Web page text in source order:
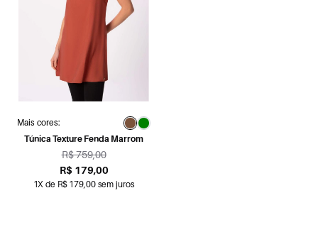
Mais cores:
Túnica Texture Fenda Marrom
R$ 759,00
R$ 179,00
1X de R$ 179,00 sem juros